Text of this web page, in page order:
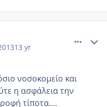
13 yr
νοσοκομείο και
η ασφάλεια την
τίποτα....